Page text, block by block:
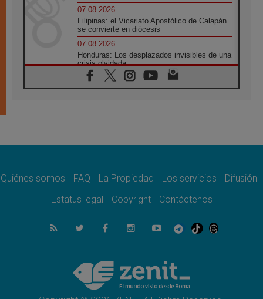
07.08.2026
Filipinas: el Vicariato Apostólico de Calapán
se convierte en diócesis
07.08.2026
Honduras: Los desplazados invisibles de una
crisis olvidada
07.08.2026
Bokalic: "En Argentina el Papa León señalará
07.08.2026
07.08.2026
Universidades Católicas: «Exercises in
07.08.2026
Fortunatus Nwachukwu: la comunicación
SIGNIS 2026, dar voz a las religiosas en el
espacio público
Quiénes somos FAQ La Propiedad Los servicios
Difusión
Estatus legal
Copyright Contáctenos